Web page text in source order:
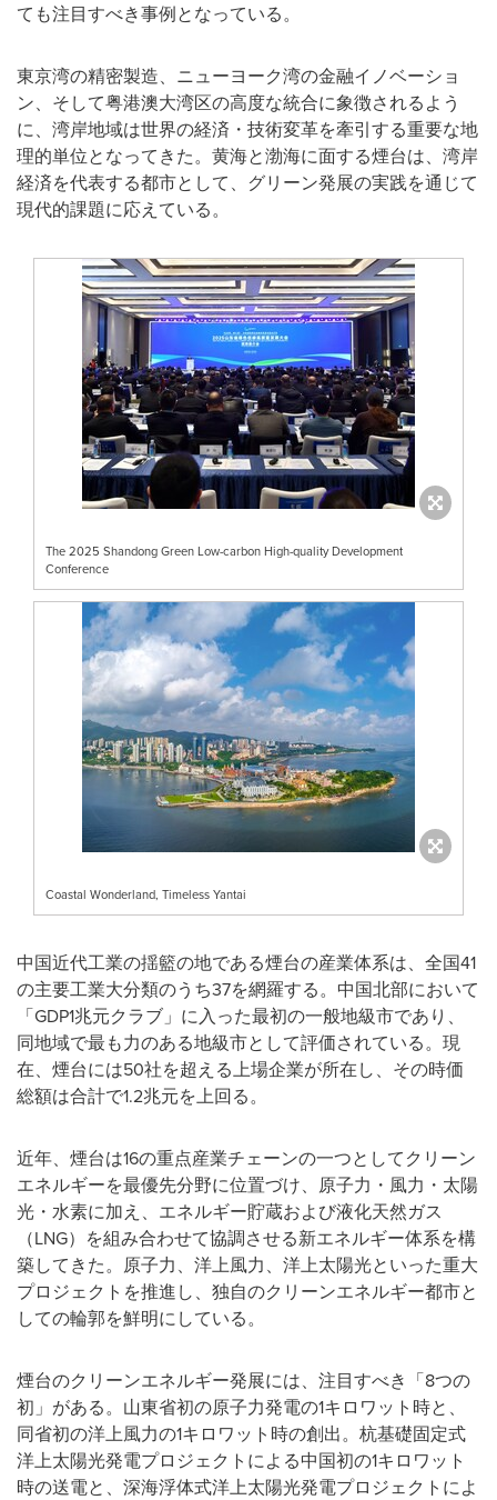
ても注目すべき事例となっている。
東京湾の精密製造、ニューヨーク湾の金融イノベーショ
ン、そして粤港澳大湾区の高度な統合に象徴されるよう
に、湾岸地域は世界の経済・技術変革を牽引する重要な地
理的単位となってきた。黄海と渤海に面する煙台は、湾岸
経済を代表する都市として、グリーン発展の実践を通じて
現代的課題に応えている。
The 2025 Shandong Green Low-carbon High-quality Development
Conference
Coastal Wonderland, Timeless Yantai
中国近代工業の揺籃の地である煙台の産業体系は、全国41
の主要工業大分類のうち37を網羅する。中国北部において
「GDP1兆元クラブ」に入った最初の一般地級市であり、
同地域で最も力のある地級市として評価されている。現
在、煙台には50社を超える上場企業が所在し、その時価
総額は合計で1.2兆元を上回る。
近年、煙台は16の重点産業チェーンの一つとしてクリーン
エネルギーを最優先分野に位置づけ、原子力・風力・太陽
光・水素に加え、エネルギー貯蔵および液化天然ガス
（LNG）を組み合わせて協調させる新エネルギー体系を構
築してきた。原子力、洋上風力、洋上太陽光といった重大
プロジェクトを推進し、独自のクリーンエネルギー都市と
しての輪郭を鮮明にしている。
煙台のクリーンエネルギー発展には、注目すべき「8つの
初」がある。山東省初の原子力発電の1キロワット時と、
同省初の洋上風力の1キロワット時の創出。杭基礎固定式
洋上太陽光発電プロジェクトによる中国初の1キロワット
時の送電と、深海浮体式洋上太陽光発電プロジェクトによ